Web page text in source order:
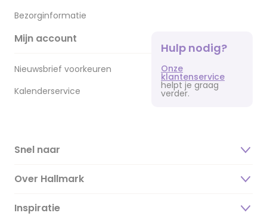
Bezorginformatie
Mijn account
Nieuwsbrief voorkeuren
Kalenderservice
Hulp nodig?
Onze
klantenservice
helpt je graag
verder.
Snel naar
Over Hallmark
Over ons
Inspiratie